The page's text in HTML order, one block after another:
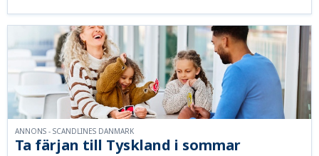
Ta färjan till Tyskland i sommar
ANNONS - SCANDLINES DANMARK